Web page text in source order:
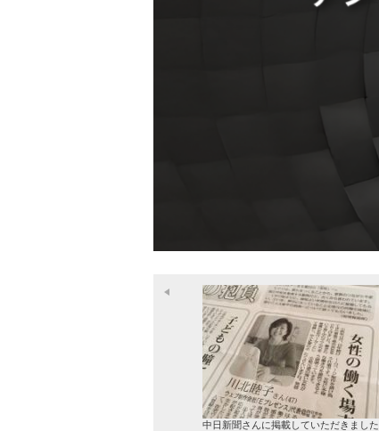
中日新聞さんに掲載していただきました